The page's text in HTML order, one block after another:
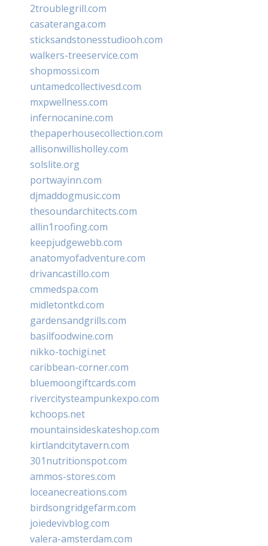
2troublegrill.com
casateranga.com
sticksandstonesstudiooh.com
walkers-treeservice.com
shopmossi.com
untamedcollectivesd.com
mxpwellness.com
infernocanine.com
thepaperhousecollection.com
allisonwillisholley.com
solslite.org
portwayinn.com
djmaddogmusic.com
thesoundarchitects.com
allin1roofing.com
keepjudgewebb.com
anatomyofadventure.com
drivancastillo.com
cmmedspa.com
midletontkd.com
gardensandgrills.com
basilfoodwine.com
nikko-tochigi.net
caribbean-corner.com
bluemoongiftcards.com
rivercitysteampunkexpo.com
kchoops.net
mountainsideskateshop.com
kirtlandcitytavern.com
301nutritionspot.com
ammos-stores.com
loceanecreations.com
birdsongridgefarm.com
joiedevivblog.com
valera-amsterdam.com